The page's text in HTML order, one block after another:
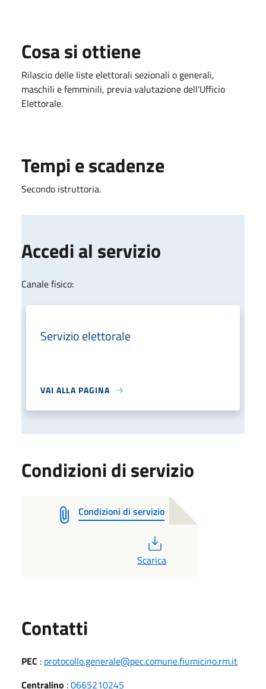
Cosa si ottiene
Rilascio delle liste elettorali sezionali o generali,
maschili e femminili, previa valutazione dell'Ufficio
Elettorale.
Tempi e scadenze
Secondo istruttoria.
Accedi al servizio
Canale fisico:
Servizio elettorale
VAI ALLA PAGINA
Condizioni di servizio
Condizioni di servizio
Scarica
Contatti
PEC : protocollo.generale@pec.comune.fiumicino.rm.it
Centralino :0665210245